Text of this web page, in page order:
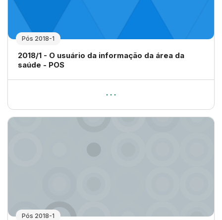
Pós 2018-1
Nome da disciplina
2018/1 - O usuário da informação da área da
saúde - POS
Pós 2018-1